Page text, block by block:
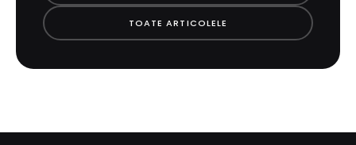
TOATE ARTICOLELE